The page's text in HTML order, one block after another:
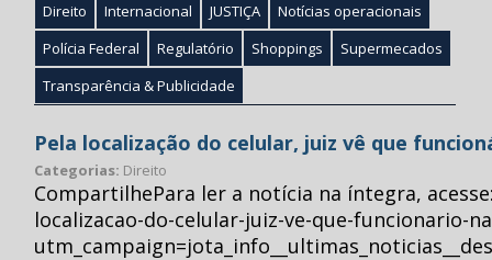
Direito
Internacional JUSTIÇA
Notícias operacionais
Polícia Federal
Regulatório Shoppings
Supermecados
Transparência & Publicidade
Pela localização do celular, juiz vê que
Categorias: Direito
CompartilhePara ler a notícia na íntegra,
localizacao-do-celular-juiz-ve-que-funcionario-